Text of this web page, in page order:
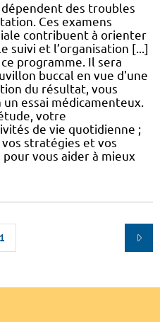
des troubles
Ces examens
contribuent à orienter
suivi et l’organisation [...]
programme. Il sera
buccal en vue d'une
du résultat, vous
essai médicamenteux.
votre
de vie quotidienne ;
vos stratégies et vos
vous aider à mieux
1